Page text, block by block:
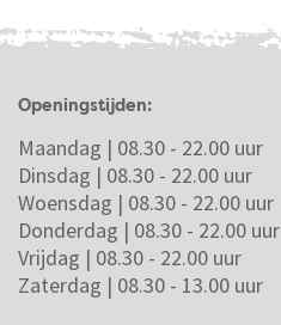
Openingstijden:
Maandag | 08.30 - 22.00 uur
Dinsdag | 08.30 - 22.00 uur
Woensdag | 08.30 - 22.00 uur
Donderdag | 08.30 - 22.00 uur
Vrijdag | 08.30 - 22.00 uur
Zaterdag | 08.30 - 13.00 uur